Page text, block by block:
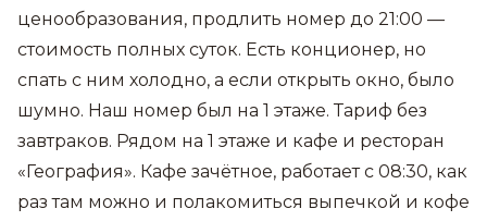
ценообразования, продлить номер до 21:00 —
стоимость полных суток. Есть конционер, но
спать с ним холодно, а если открыть окно, было
шумно. Наш номер был на 1 этаже. Тариф без
завтраков. Рядом на 1 этаже и кафе и ресторан
«География». Кафе зачётное, работает с 08:30, как
раз там можно и полакомиться выпечкой и кофе